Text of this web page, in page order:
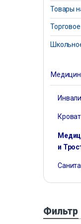
Товары
и
Фильтр